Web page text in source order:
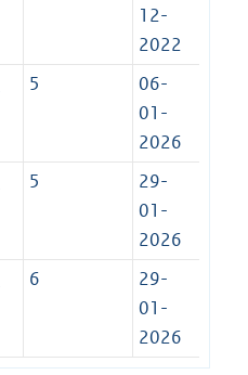
12-
2022
5
06-
01-
2026
5
29-
01-
2026
6
29-
01-
2026